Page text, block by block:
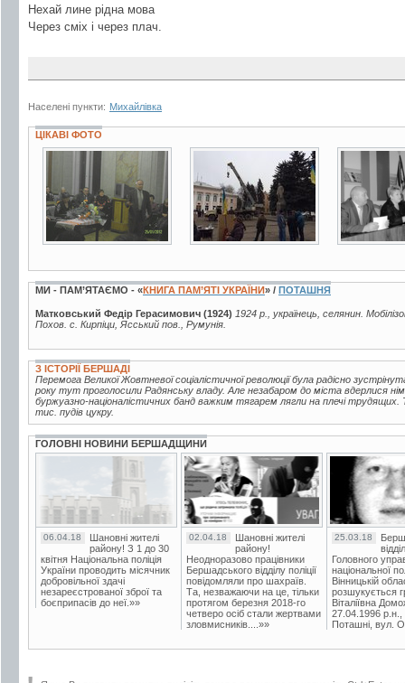
Нехай лине рідна мова
Через сміх і через плач.
Населені пункти: Михайлівка
ЦІКАВІ ФОТО
МИ - ПАМ’ЯТАЄМО - «КНИГА ПАМ’ЯТІ УКРАЇНИ» / ПОТАШНЯ
Матковський Федір Герасимович (1924) 1924 р., українець, селянин.
Похов. с. Кирпіци, Ясський пов., Румунія.
З ІСТОРІЇ БЕРШАДІ
Перемога Великої Жовтневої соціалістичної революції була радісно
року тут проголосили Радянську владу. Але незабаром до міста вдерлися
буржуазно-націоналістичних банд важким тягарем лягли на плечі трудящих.
тис. пудів цукру.
ГОЛОВНІ НОВИНИ БЕРШАДЩИНИ
06.04.18
Шановні жителі
району! З 1 до 30
квітня Національна поліція
України проводить місячник
добровільної здачі
незареєстрованої зброї та
боєприпасів до неї.»»
02.04.18
Шановні жителі
району!
Неодноразово працівники
Бершадського відділу поліції
повідомляли про шахраїв.
Та, незважаючи на це, тільки
протягом березня 2018-го
четверо осіб стали жертвами
зловмисників....»»
25.03.18
Головного
національної
Вінницькій
розшукується
Віталіївна
27.04.1996 р.н.,
Поташні, вул.